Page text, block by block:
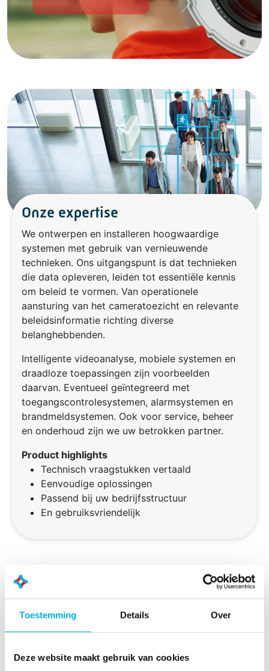
Toestemming Details Over
Deze website maakt gebruik van cookies
Onze expertise
We ontwerpen en installeren hoogwaardige
systemen met gebruik van vernieuwende
technieken. Ons uitgangspunt is dat technieken
die data opleveren, leiden tot essentiële kennis
om beleid te vormen. Van operationele
aansturing van het cameratoezicht en relevante
beleidsinformatie richting diverse
belanghebbenden.
Intelligente videoanalyse, mobiele systemen en
draadloze toepassingen zijn voorbeelden
daarvan. Eventueel geïntegreerd met
toegangscontrolesystemen, alarmsystemen en
brandmeldsystemen. Ook voor service, beheer
en onderhoud zijn we uw betrokken partner.
Product highlights
Technisch vraagstukken vertaald
Eenvoudige oplossingen
Passend bij uw bedrijfsstructuur
En gebruiksvriendelijk